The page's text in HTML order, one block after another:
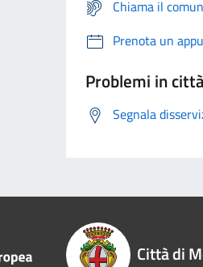
Chiama il
Prenota un
Problemi in città
Segnala
Città di